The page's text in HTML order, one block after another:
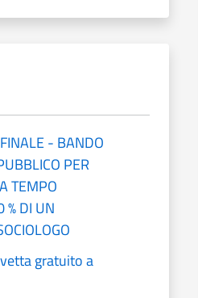
- BANDO
PER
TEMPO
% DI UN
gratuito a